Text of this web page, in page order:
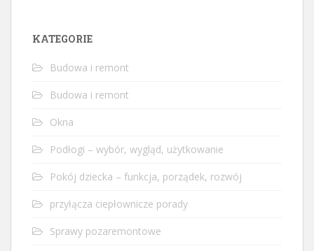
KATEGORIE
Budowa i remont
Budowa i remont
Okna
Podłogi – wybór, wygląd, użytkowanie
Pokój dziecka – funkcja, porządek, rozwój
przyłącza ciepłownicze porady
Sprawy pozaremontowe